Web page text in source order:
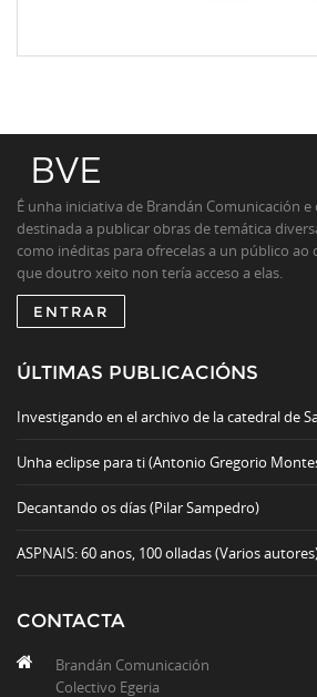
É unha iniciativa de Brandán Comunicación e
destinada a publicar obras de temática
como inéditas para ofrecelas a un público ao
que doutro xeito non tería acceso a elas.
ENTRAR
ÚLTIMAS PUBLICACIÓNS
Investigando en el archivo de la catedral de
Unha eclipse para ti (Antonio Gregorio
Decantando os días (Pilar Sampedro)
ASPNAIS: 60 anos, 100 olladas (Varios
CONTACTA
Brandán Comunicación
Colectivo Egeria